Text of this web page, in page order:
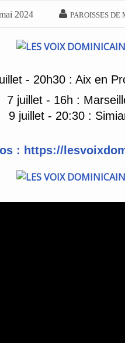
2024  PAROISSES DE
- 20h30 : Aix en
7 juillet - 16h :
9 juillet - 20:30 :
: https://